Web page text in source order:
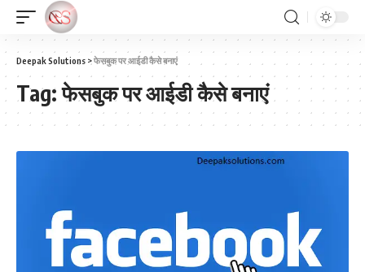
Deepak Solutions >फेसबुक पर आईडी कैसे बनाएं
Tag:फेसबुक पर आईडी कैसे बनाएं